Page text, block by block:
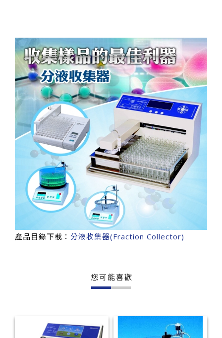
產品目錄下載： 分液收集器(Fraction Collector)
您可能喜歡